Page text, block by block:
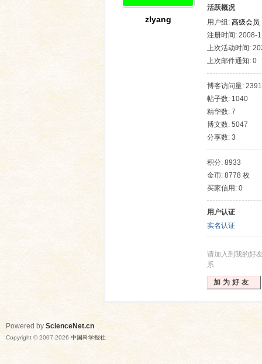
zlyang
活跃概况
用户组: 高级会员
注册时间: 2008-
上次活动时间:
上次邮件通知: 0
博客访问量:
帖子数: 1040
精华数: 7
博文数: 5047
分享数: 3
积分: 8933
金币: 8778 枚
买家信用: 0
用户认证
实名认证
请加入到我的好
系
加为好友
Powered by ScienceNet.cn
Copyright © 2007-2026 中国科学报社